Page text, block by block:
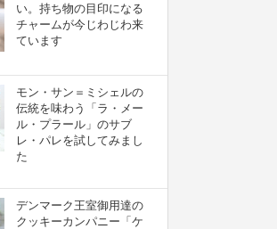
い。持ち物の目印になる
チャームが今じわじわ来
ています
モン・サン＝ミシェルの
伝統を味わう「ラ・メー
ル・プラール」のサブ
レ・パレを試してみまし
た
デンマーク王室御用達の
クッキーカンパニー「ケ